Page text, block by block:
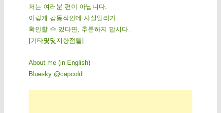
저는 여러분 편이 아닙니다.
이렇게 감동적인데 사실일리가.
확인할 수 있다면, 추론하지 맙시다.
[기 타몇 몇 지 향점 들]
About me (in English)
Bluesky @capcold